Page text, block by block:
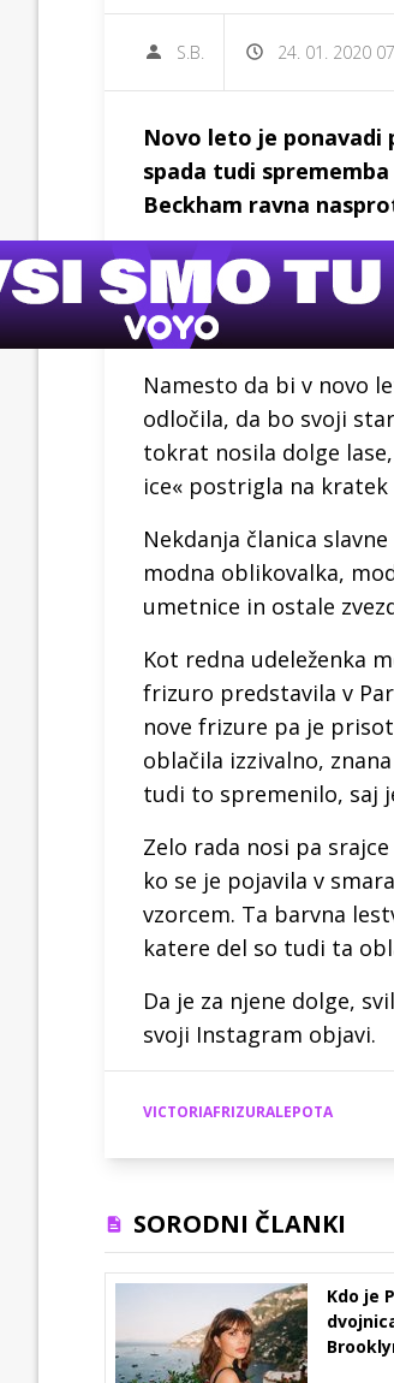
S.B. 24. 01. 2020
Novo leto je ponavadi
spada tudi
Beckham ravna
Namesto da bi v novo
odločila, da bo svoji
tokrat nosila dolge
ice« postrigla na
Nekdanja članica
modna oblikovalka,
umetnice in ostale
Kot redna udeleženka
frizuro predstavila v
nove frizure pa je
oblačila izzivalno,
tudi to spremenilo, saj
Zelo rada nosi pa
ko se je pojavila v
vzorcem. Ta barvna
katere del so tudi ta
Da je za njene dolge,
svoji Instagram objavi.
VICTORIAFRIZURALEPOTA
SORODNI ČLANKI
Kdo je